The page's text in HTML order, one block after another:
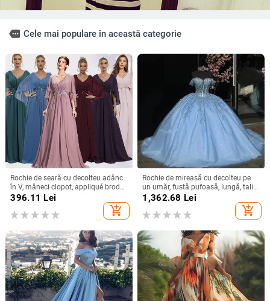
more Cele mai populare în această categorie
Rochie de seară cu decolteu adânc
în V, mâneci clopot, appliqué brodat
cu paiete, croială lungă A-line
396.11 Lei
add_shopping_cart
Rochie de mireasă cu decolteu pe
un umăr, fustă pufoasă, lungă, talie
înaltă, material poliester
1,362.68 Lei
add_shopping_cart